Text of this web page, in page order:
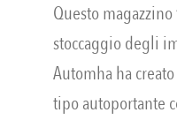
Questo
stoccaggio degli
Automha ha
tipo autoportante